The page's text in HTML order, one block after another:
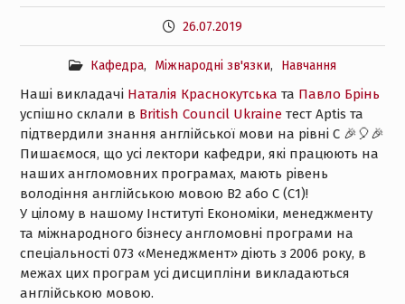
26.07.2019
Кафедра, Міжнародні зв'язки, Навчання
Наші викладачі Наталія Краснокутська та Павло Брінь
успішно склали в British Council Ukraineтест Aptis та
підтвердили знання англійської мови на рівні С 🎉 🎈🎉
Пишаємося, що усі лектори кафедри, які працюють на
наших англомовних програмах, мають рівень
володіння англійською мовою В2 або С (С1)!
У цілому в нашому Інституті Економіки, менеджменту
та міжнародного бізнесу англомовні програми на
спеціальності 073 «Менеджмент» діють з 2006 року, в
межах цих програм усі дисципліни викладаються
англійською мовою.